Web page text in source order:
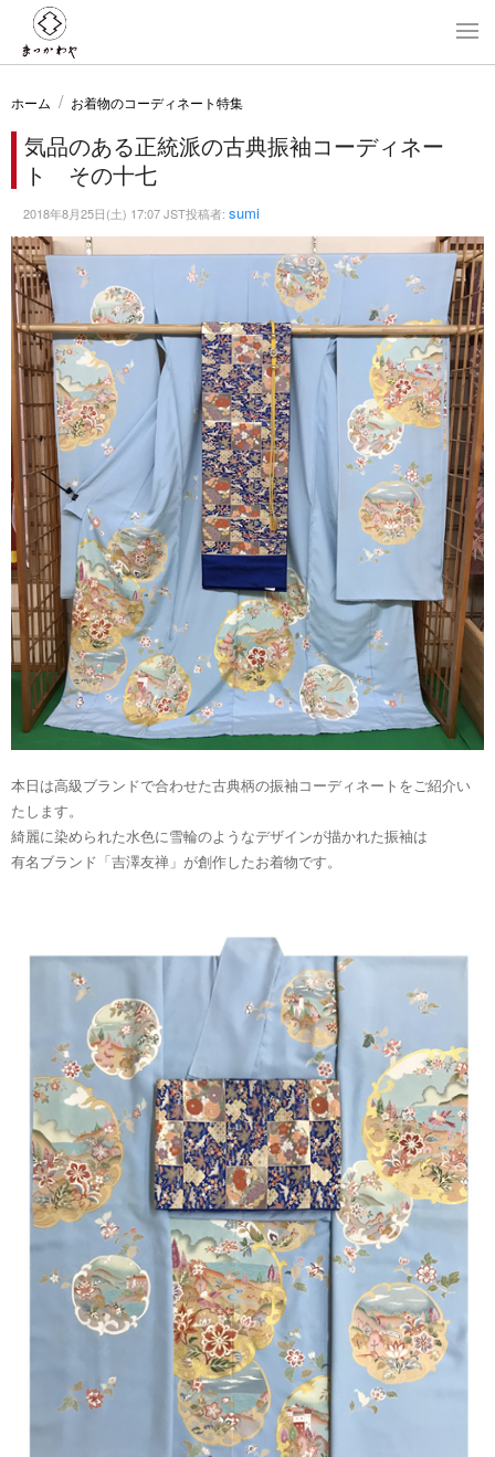
ホーム お着物のコーディネート特集
気品のある正統派の古典振袖コーディネー
ト その十七
2018年8月25日(土) 17:07 JST投稿者: sumi
本日は高級ブランドで合わせた古典柄の振袖コーディネートをご紹介い
たします。
綺麗に染められた水色に雪輪のようなデザインが描かれた振袖は
有名ブランド「吉澤友禅」が創作したお着物です。